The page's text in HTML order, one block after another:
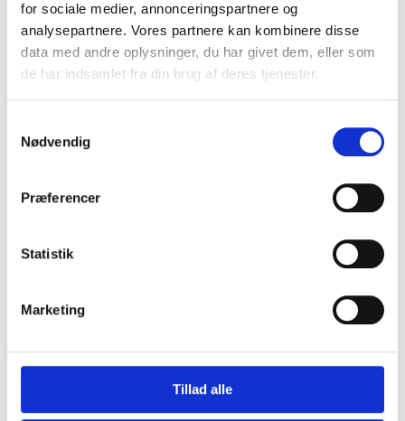
for sociale medier, annonceringspartnere og
analysepartnere. Vores partnere kan kombinere disse
data med andre oplysninger, du har givet dem, eller som
de har indsamlet fra din brug af deres tjenester.
Nødvendig
Præferencer
Statistik
Marketing
Tillad alle
Kildebankstema om hekse
Kildebankstema om kærlighed, køn og
Kildebankstema om slaveriet og Vestindien
nabovenner eller arvefjender?
Kildebankstema om tyske flygtninge i
Kildebansktema om genforeningen